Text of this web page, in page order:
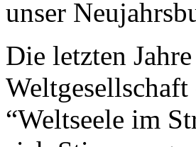
unser
Die letzten
“Weltseele im